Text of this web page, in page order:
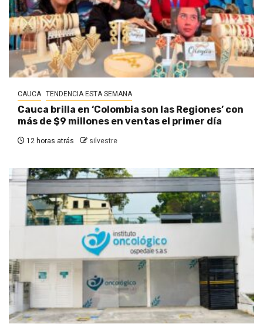
CAUCA TENDENCIA ESTA SEMANA
Cauca brilla en ‘Colombia son las Regiones’ con
más de $9 millones en ventas el primer día
12 horas atrás silvestre